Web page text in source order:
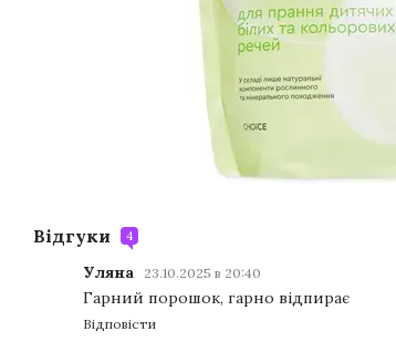
Відгуки 4
Уляна 23.10.2025 в 20:40
Гарний порошок, гарно відпирає
Відповісти